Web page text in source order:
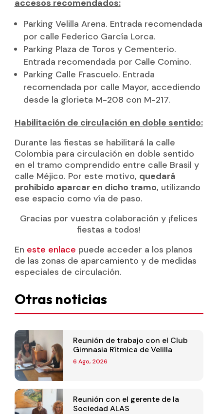
accesos recomendados:
Parking Velilla Arena. Entrada recomendada
por calle Federico García Lorca.
Parking Plaza de Toros y Cementerio.
Entrada recomendada por Calle Comino.
Parking Calle Frascuelo. Entrada
recomendada por calle Mayor, accediendo
desde la glorieta M-208 con M-217.
Habilitación de circulación en doble sentido:
Durante las fiestas se habilitará la calle
Colombia para circulación en doble sentido
en el tramo comprendido entre calle Brasil y
calle Méjico. Por este motivo, quedará
prohibido aparcar en dicho tramo, utilizando
ese espacio como vía de paso.
Gracias por vuestra colaboración y ¡felices
fiestas a todos!
En este enlace puede acceder a los planos
de las zonas de aparcamiento y de medidas
especiales de circulación.
Otras noticias
Reunión de trabajo con el Club
Gimnasia Rítmica de Velilla
6 Ago, 2026
Reunión con el gerente de la
Sociedad ALAS